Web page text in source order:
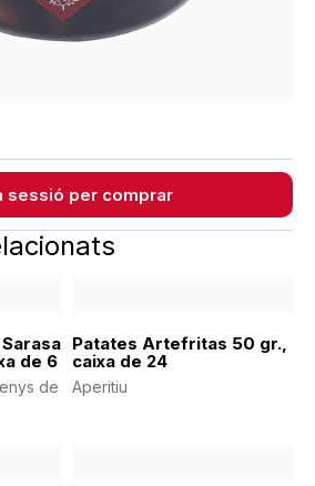
sessió per comprar
de 6
de
Patates Artefritas 50 gr.,
caixa de 24
Aperitiu